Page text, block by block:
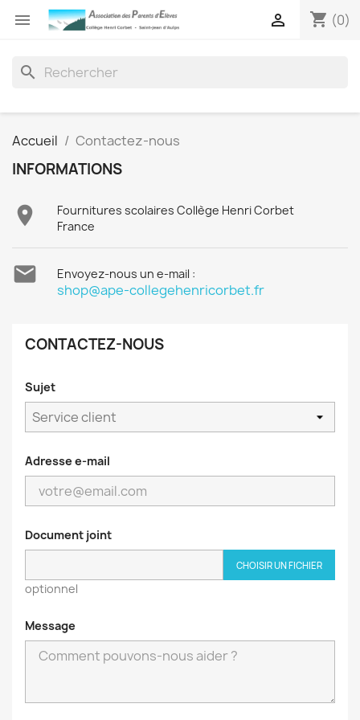
 shopping_cart (0)

search
Accueil Contactez-nous
INFORMATIONS

Fournitures scolaires Collège Henri Corbet
France
 Envoyez-nous un e-mail :
shop@ape-collegehenricorbet.fr
CONTACTEZ-NOUS
Sujet
Adresse e-mail
Document joint
CHOISIR UN FICHIER
optionnel
Message